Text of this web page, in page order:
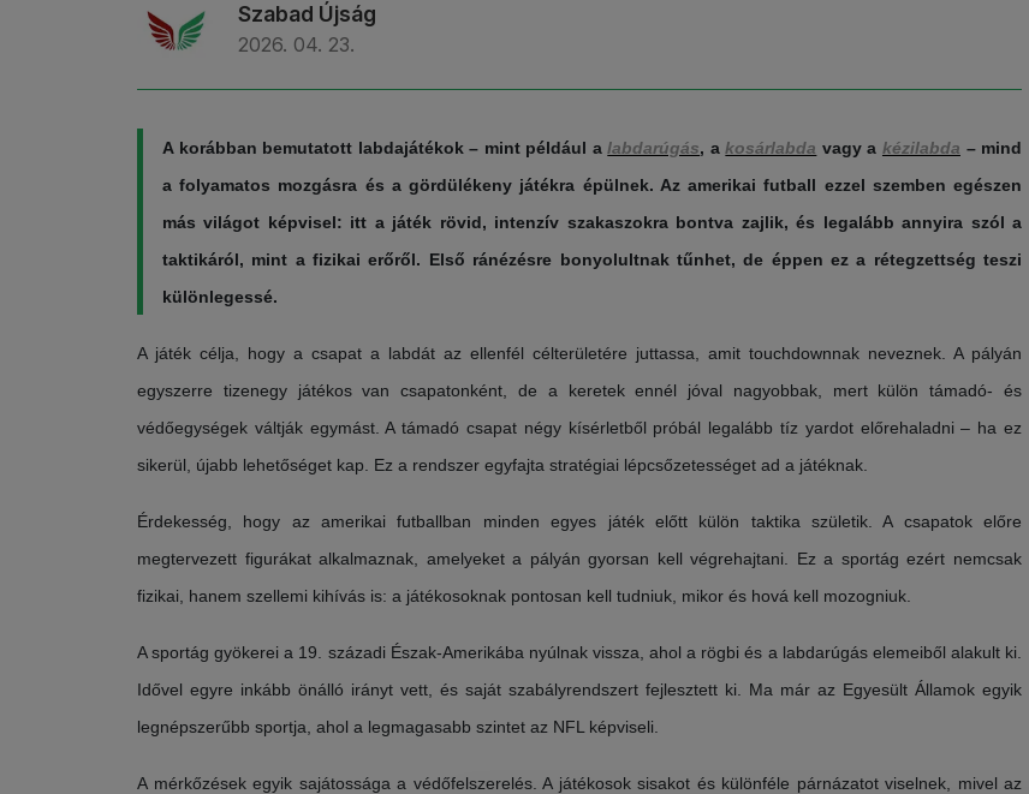
Szabad Újság
2026. 04. 23.
A korábban bemutatott labdajátékok – mint például a labdarúgás, a kosárlabda vagy a kézilabda – mind
a folyamatos mozgásra és a gördülékeny játékra épülnek. Az amerikai futball ezzel szemben egészen
más világot képvisel: itt a játék rövid, intenzív szakaszokra bontva zajlik, és legalább annyira szól a
taktikáról, mint a fizikai erőről. Első ránézésre bonyolultnak tűnhet, de éppen ez a rétegzettség teszi
különlegessé.
A játék célja, hogy a csapat a labdát az ellenfél célterületére juttassa, amit touchdownnak neveznek. A pályán
egyszerre tizenegy játékos van csapatonként, de a keretek ennél jóval nagyobbak, mert külön támadó- és
védőegységek váltják egymást. A támadó csapat négy kísérletből próbál legalább tíz yardot előrehaladni – ha ez
sikerül, újabb lehetőséget kap. Ez a rendszer egyfajta stratégiai lépcsőzetességet ad a játéknak.
Érdekesség, hogy az amerikai futballban minden egyes játék előtt külön taktika születik. A csapatok előre
megtervezett figurákat alkalmaznak, amelyeket a pályán gyorsan kell végrehajtani. Ez a sportág ezért nemcsak
fizikai, hanem szellemi kihívás is: a játékosoknak pontosan kell tudniuk, mikor és hová kell mozogniuk.
A sportág gyökerei a 19. századi Észak-Amerikába nyúlnak vissza, ahol a rögbi és a labdarúgás elemeiből alakult ki.
Idővel egyre inkább önálló irányt vett, és saját szabályrendszert fejlesztett ki. Ma már az Egyesült Államok egyik
legnépszerűbb sportja, ahol a legmagasabb szintet az NFL képviseli.
A mérkőzések egyik sajátossága a védőfelszerelés. A játékosok sisakot és különféle párnázatot viselnek, mivel az